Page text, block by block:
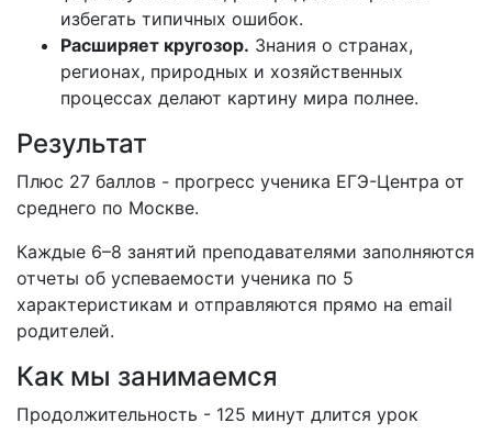
избегать типичных ошибок.
Расширяет кругозор. Знания о странах,
регионах, природных и хозяйственных
процессах делают картину мира полнее.
Результат
Плюс 27 баллов - прогресс ученика ЕГЭ-Центра от
среднего по Москве.
Каждые 6–8 занятий преподавателями заполняются
отчеты об успеваемости ученика по 5
характеристикам и отправляются прямо на email
родителей.
Как мы занимаемся
Продолжительность - 125 минут длится урок